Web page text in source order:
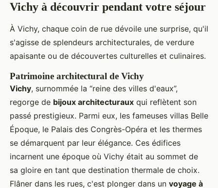
Vichy à découvrir pendant votre séjour
À Vichy, chaque coin de rue dévoile une surprise, qu'il
s'agisse de splendeurs architecturales, de verdure
apaisante ou de découvertes culturelles et culinaires.
Patrimoine architectural de Vichy
Vichy, surnommée la “reine des villes d'eaux”,
regorge de bijoux architecturaux qui reflètent son
passé prestigieux. Parmi eux, les fameuses villas Belle
Époque, le Palais des Congrès-Opéra et les thermes
se démarquent par leur élégance. Ces édifices
incarnent une époque où Vichy était au sommet de
sa gloire en tant que destination thermale de choix.
Flâner dans les rues, c'est plonger dans un voyage à